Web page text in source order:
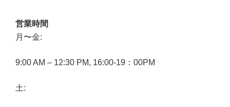
営業時間
月〜金:
9:00 AM – 12:30 PM, 16:00-19：00PM
土: